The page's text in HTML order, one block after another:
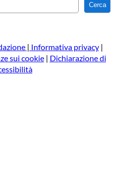
e
a
Cerca
| Informativa privacy|
sui cookie| Dichiarazione di